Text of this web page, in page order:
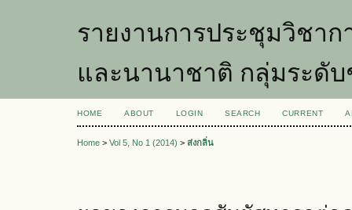
รายงานการประชุมวิชา
และนานาชาติ กลุ่มระดั
HOME ABOUT LOGIN SEARCH CURRENT
Home > Vol 5, No 1 (2014) > ส่งกลิ่น